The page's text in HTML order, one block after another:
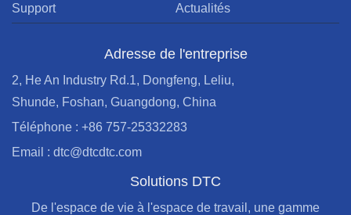
Support
Actualités
Adresse de l'entreprise
2, He An Industry Rd.1, Dongfeng, Leliu,
Shunde, Foshan, Guangdong, China
Téléphone : +86 757-25332283
Email : dtc@dtcdtc.com
Solutions DTC
De l'espace de vie à l'espace de travail, une gamme